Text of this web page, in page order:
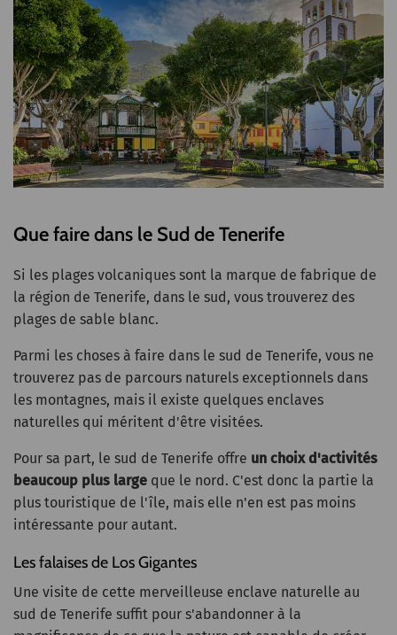
Que faire dans le Sud de Tenerife
Si les plages volcaniques sont la marque de fabrique de
la région de Tenerife, dans le sud, vous trouverez des
plages de sable blanc.
Parmi les choses à faire dans le sud de Tenerife, vous ne
trouverez pas de parcours naturels exceptionnels dans
les montagnes, mais il existe quelques enclaves
naturelles qui méritent d'être visitées.
Pour sa part, le sud de Tenerife offre un choix d'activités
beaucoup plus large que le nord. C'est donc la partie la
plus touristique de l'île, mais elle n'en est pas moins
intéressante pour autant.
Les falaises de Los Gigantes
Une visite de cette merveilleuse enclave naturelle au
sud de Tenerife suffit pour s'abandonner à la